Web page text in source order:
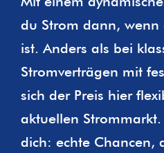
Referenzen
du Strom dann, wenn
ist. Anders als bei
Stromverträgen mit
sich der Preis hier
aktuellen
dich: echte Chancen,